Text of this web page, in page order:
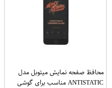
محافظ صفحه نمایش میتوبل مدل
ANTISTATIC مناسب برای گوشی